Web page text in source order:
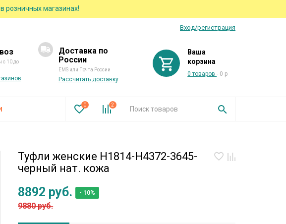
розничных магазинах!
Вход/регистрация
с 10 до
Доставка по
России
EMS или Почта России
Рассчитать доставку
Ваша
корзина
0 товаров- 0 р
0 2
Туфли женские H1814-H4372-3645-
черный нат. кожа
8892 руб. - 10%
9880 руб.